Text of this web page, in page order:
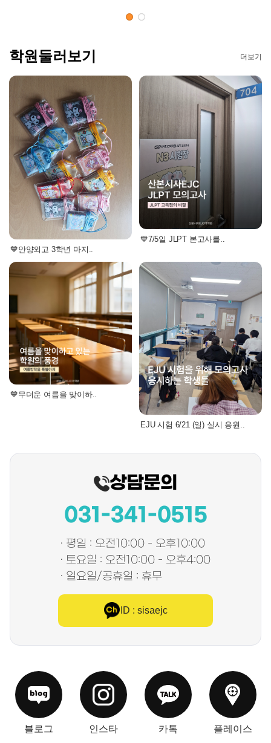
학원둘러보기 더보기
💙안양외고 3학년 마지..
💙7/5일 JLPT 본고사를..
💙무더운 여름을 맞이하..
EJU 시험 6/21 (일) 실시 응원..
상담문의
031-341-0515
· 평일 : 오전10:00 - 오후10:00
· 토요일 : 오전10:00 - 오후4:00
· 일요일/공휴일 : 휴무
ID : sisaejc
블로그 인스타 카톡 플레이스